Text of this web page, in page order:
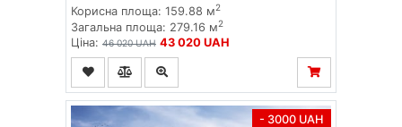
Корисна площа: 159.88 м2
Загальна площа: 279.16 м2
Ціна: 46 020 UAH 43 020 UAH
- 3000 UAH